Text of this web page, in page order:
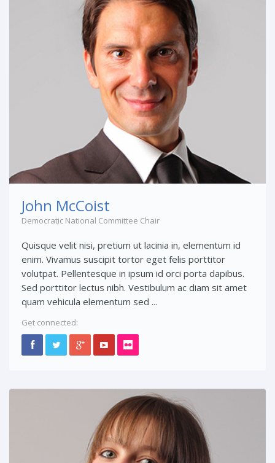
John McCoist
Democratic National Committee Chair
Quisque velit nisi, pretium ut lacinia in, elementum id
enim. Vivamus suscipit tortor eget felis porttitor
volutpat. Pellentesque in ipsum id orci porta dapibus.
Sed porttitor lectus nibh. Vestibulum ac diam sit amet
quam vehicula elementum sed ...
Get connected: